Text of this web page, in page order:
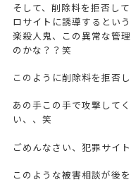
そして、削除料を拒否し
ロサイトに誘導するとい
楽殺人鬼、この異常な管
のかな？？笑
このように削除料を拒否し
あの手この手で攻撃して
い、、笑
ごめんなさい、犯罪サイ
このような被害相談が後を